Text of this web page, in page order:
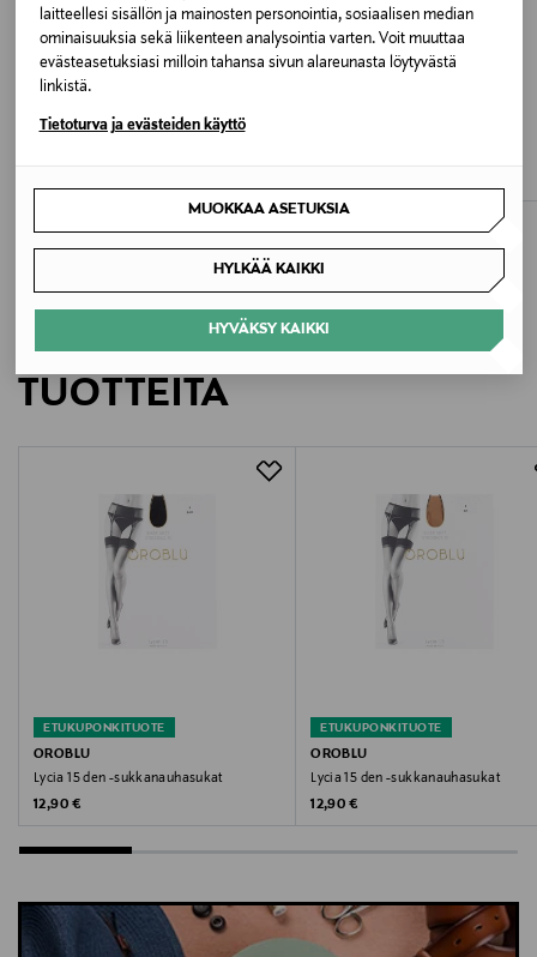
laitteellesi sisällön ja mainosten personointia, sosiaalisen median
ominaisuuksia sekä liikenteen analysointia varten. Voit muuttaa
evästeasetuksiasi milloin tahansa sivun alareunasta löytyvästä
linkistä.
Tietoturva ja evästeiden käyttö
MUOKKAA ASETUKSIA
HYLKÄÄ KAIKKI
HYVÄKSY KAIKKI
Valmistusmaa
Serbia
Valmistaja
Falke KGaA, Gieseler Straße 7, 57334 Bad Laasphe,
Germany
Digitaalinen osoite
customercare@falke.com
FALKE
LISÄÄ KIINNOSTAVIA
TUOTTEITA
ETUKUPONKITUOTE
OROBLU
Lycia 15 den -sukkanauhasukat
Original Price
12,90 €
ETUKUPONKITUOTE
OROBLU
Lycia 15 den -sukkanauhasukat
Original Price
12,90 €